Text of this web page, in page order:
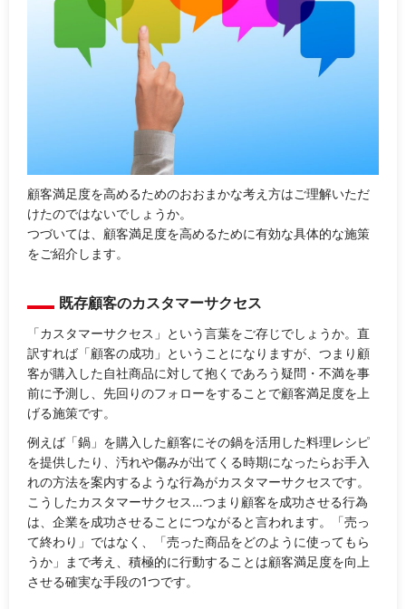
顧客満足度を高めるためのおおまかな考え方はご理解いただ
けたのではないでしょうか。
つづいては、顧客満足度を高めるために有効な具体的な施策
をご紹介します。
既存顧客のカスタマーサクセス
「カスタマーサクセス」という言葉をご存じでしょうか。直
訳すれば「顧客の成功」ということになりますが、つまり顧
客が購入した自社商品に対して抱くであろう疑問・不満を事
前に予測し、先回りのフォローをすることで顧客満足度を上
げる施策です。
例えば「鍋」を購入した顧客にその鍋を活用した料理レシピ
を提供したり、汚れや傷みが出てくる時期になったらお手入
れの方法を案内するような行為がカスタマーサクセスです。
こうしたカスタマーサクセス…つまり顧客を成功させる行為
は、企業を成功させることにつながると言われます。「売っ
て終わり」ではなく、「売った商品をどのように使ってもら
うか」まで考え、積極的に行動することは顧客満足度を向上
させる確実な手段の1つです。